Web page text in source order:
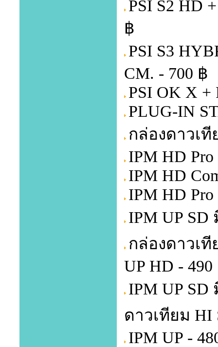
PSI S2 HD
฿
PSI S3
CM. - 700 ฿
PSI OK X +
PLUG-IN
กล่องดาวเที
IPM HD
IPM HD
IPM HD
IPM UP
กล่องดาวเ
UP HD - 490
IPM UP
ดาวเทียม HI
IPM UP -